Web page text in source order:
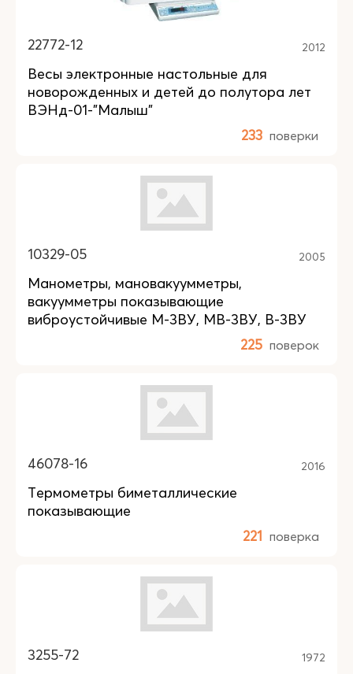
22772-12 2012
Весы электронные настольные для
новорожденных и детей до полутора лет
ВЭНд-01-"Малыш"
233 поверки
10329-05 2005
Манометры, мановакуумметры,
вакуумметры показывающие
виброустойчивые М-3ВУ, МВ-3ВУ, В-3ВУ
225 поверок
46078-16 2016
Термометры биметаллические
показывающие
221 поверка
3255-72 1972